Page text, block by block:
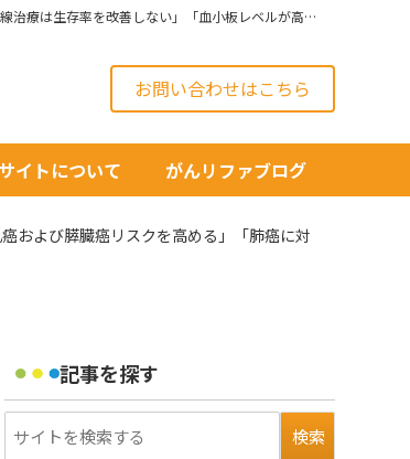
2012/02/21号◆癌研究ハイライト「エビデンスに反し、卵巣癌検診を推奨する医師も」「リンチ症候群は乳癌および膵臓癌リスクを高める」「肺癌に対する術後放射線治療は生存率を改善しない」「血小板レベルが高い卵巣癌患者は予後が悪い」
お問い合わせはこちら
サイトについて がんリファブログ
および膵臓癌リスクを高める」「肺癌に対
記事を探す